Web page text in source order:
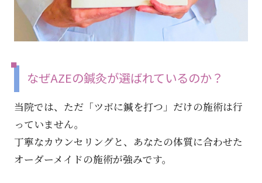
なぜAZEの鍼灸が選ばれているのか？
当院では、ただ「ツボに鍼を打つ」だけの施術は行
っていません。
丁寧なカウンセリングと、あなたの体質に合わせた
オーダーメイドの施術が強みです。